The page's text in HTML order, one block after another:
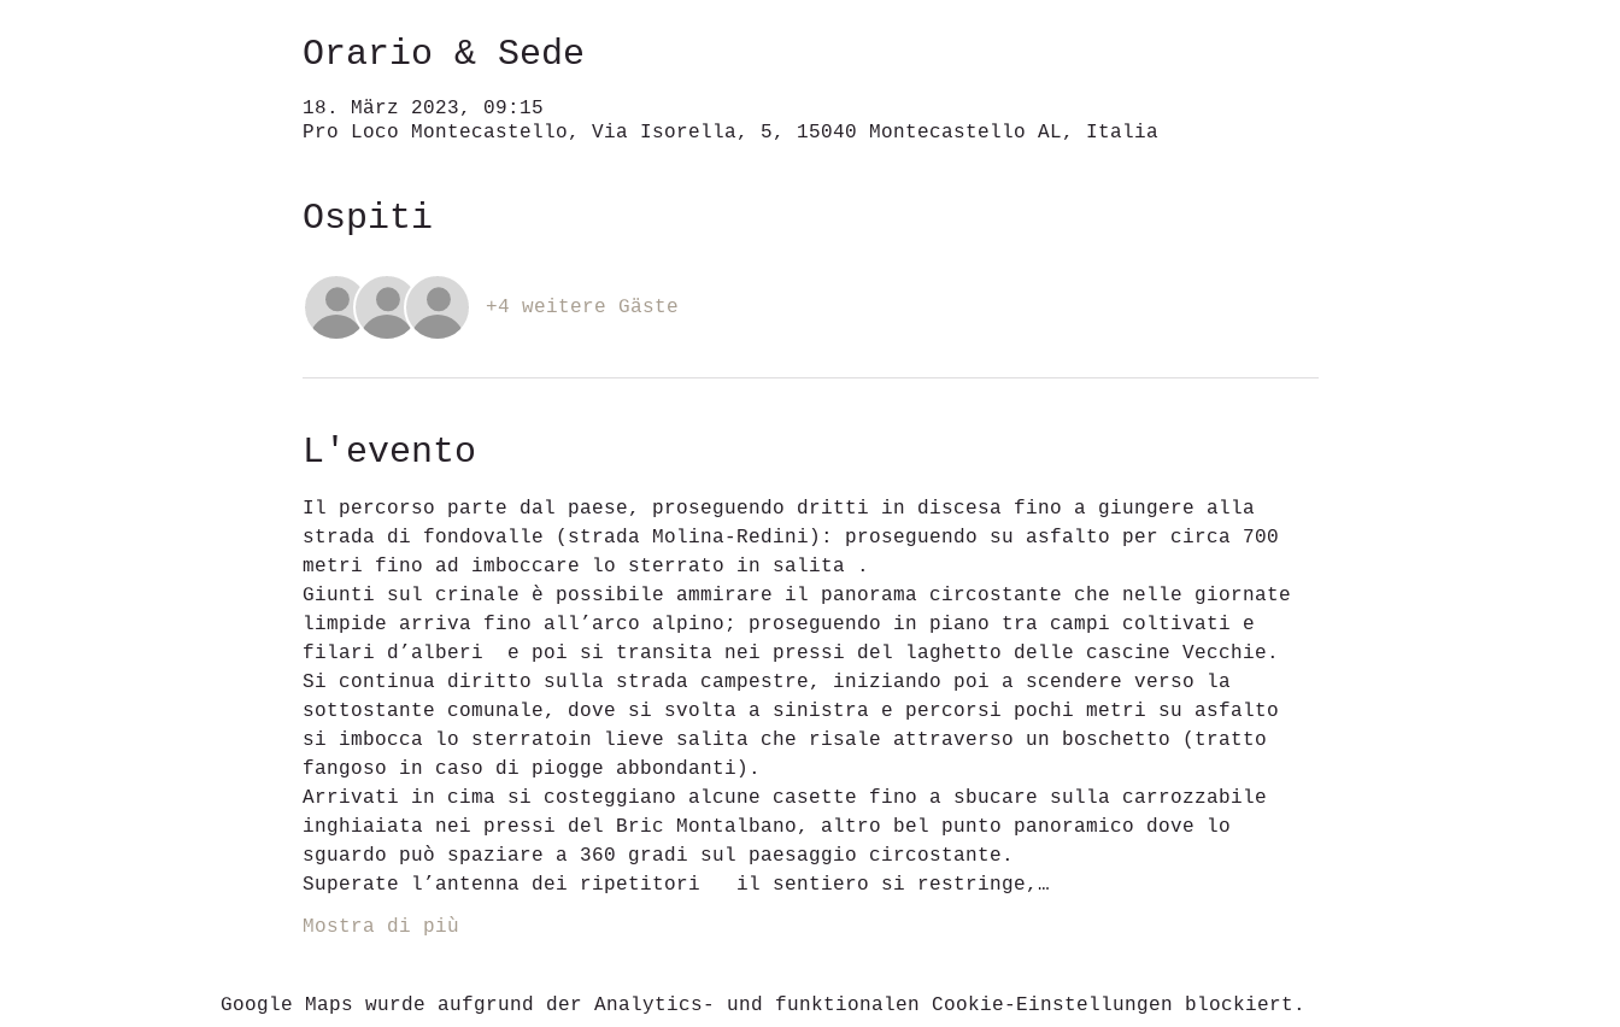
Orario & Sede
18. März 2023, 09:15
Pro Loco Montecastello, Via Isorella, 5, 15040 Montecastello AL, Italia
Ospiti
+4 weitere Gäste
L'evento
Il percorso parte dal paese, proseguendo dritti in discesa fino a giungere alla
strada di fondovalle (strada Molina-Redini): proseguendo su asfalto per circa 700
metri fino ad imboccare lo sterrato in salita .
Giunti sul crinale è possibile ammirare il panorama circostante che nelle giornate
limpide arriva fino all’arco alpino; proseguendo in piano tra campi coltivati e
filari d’alberi  e poi si transita nei pressi del laghetto delle cascine Vecchie.
Si continua diritto sulla strada campestre, iniziando poi a scendere verso la
sottostante comunale, dove si svolta a sinistra e percorsi pochi metri su asfalto
si imbocca lo sterratoin lieve salita che risale attraverso un boschetto (tratto
fangoso in caso di piogge abbondanti).
Arrivati in cima si costeggiano alcune casette fino a sbucare sulla carrozzabile
inghiaiata nei pressi del Bric Montalbano, altro bel punto panoramico dove lo
sguardo può spaziare a 360 gradi sul paesaggio circostante.
Superate l’antenna dei ripetitori   il sentiero si restringe,…
Mostra di più
Google Maps wurde aufgrund der Analytics- und funktionalen Cookie-Einstellungen blockiert.